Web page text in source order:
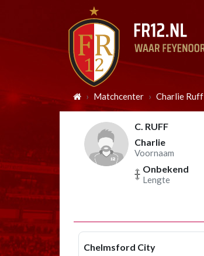
Matchcenter Charlie Ruff
C. RUFF
Charlie
Voornaam
Onbekend
Lengte
Chelmsford City